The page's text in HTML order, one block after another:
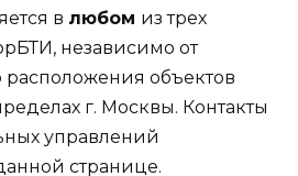
в любом из трех
независимо от
расположения объектов
г. Москвы. Контакты
управлений
странице.